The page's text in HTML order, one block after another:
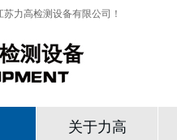
力高检测设备有限公司！
关于力高